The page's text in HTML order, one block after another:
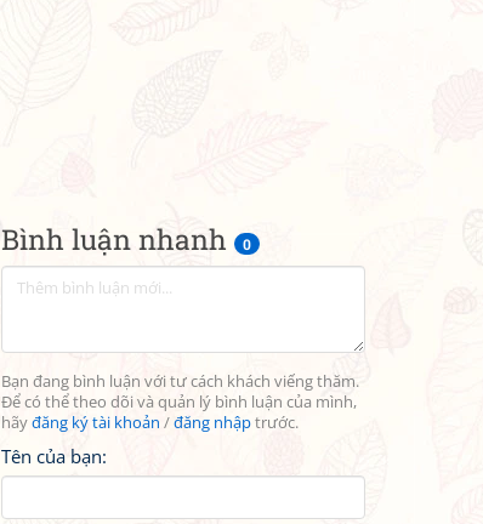
Bình luận nhanh 0
Bạn đang bình luận với tư cách khách viếng thăm.
Để có thể theo dõi và quản lý bình luận của mình,
hãyđăng ký tài khoản /đăng nhậptrước.
Tên của bạn: